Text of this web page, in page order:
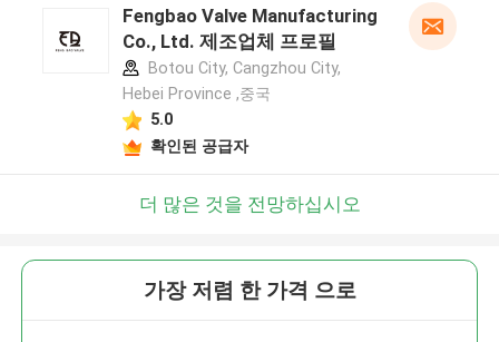
Fengbao Valve Manufacturing
Co., Ltd. 제조업체 프로필
Botou City, Cangzhou City,
Hebei Province ,중국
5.0
확인된 공급자
더 많은 것을 전망하십시오
가장 저렴 한 가격 으로